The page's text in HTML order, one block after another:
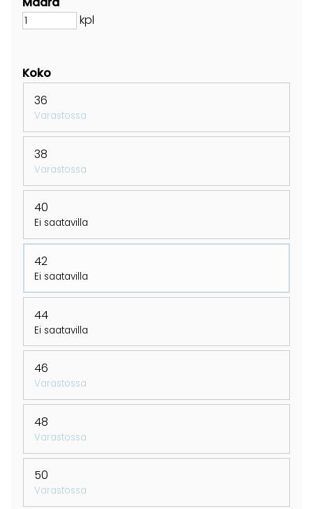
kpl
Koko
36
Varastossa
38
Varastossa
40
Ei saatavilla
42
Ei saatavilla
44
Ei saatavilla
46
Varastossa
48
Varastossa
50
Varastossa